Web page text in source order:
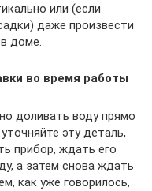
или (если
даже произвести
доме.
во время работы
доливать воду прямо
эту деталь,
прибор, ждать его
а затем снова ждать
как уже говорилось,